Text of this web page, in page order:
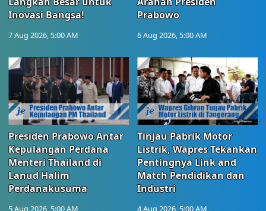
Inovasi Bangsa!
7 Aug 2026, 5:00 AM
Prabowo
6 Aug 2026, 5:00 AM
Presiden Prabowo Antar
Kepulangan Perdana
Menteri Thailand di
Lanud Halim
Perdanakusuma
5 Aug 2026, 5:00 AM
Tinjau Pabrik Motor
Listrik, Wapres Tekankan
Pentingnya Link and
Match Pendidikan dan
Industri
4 Aug 2026, 5:00 AM